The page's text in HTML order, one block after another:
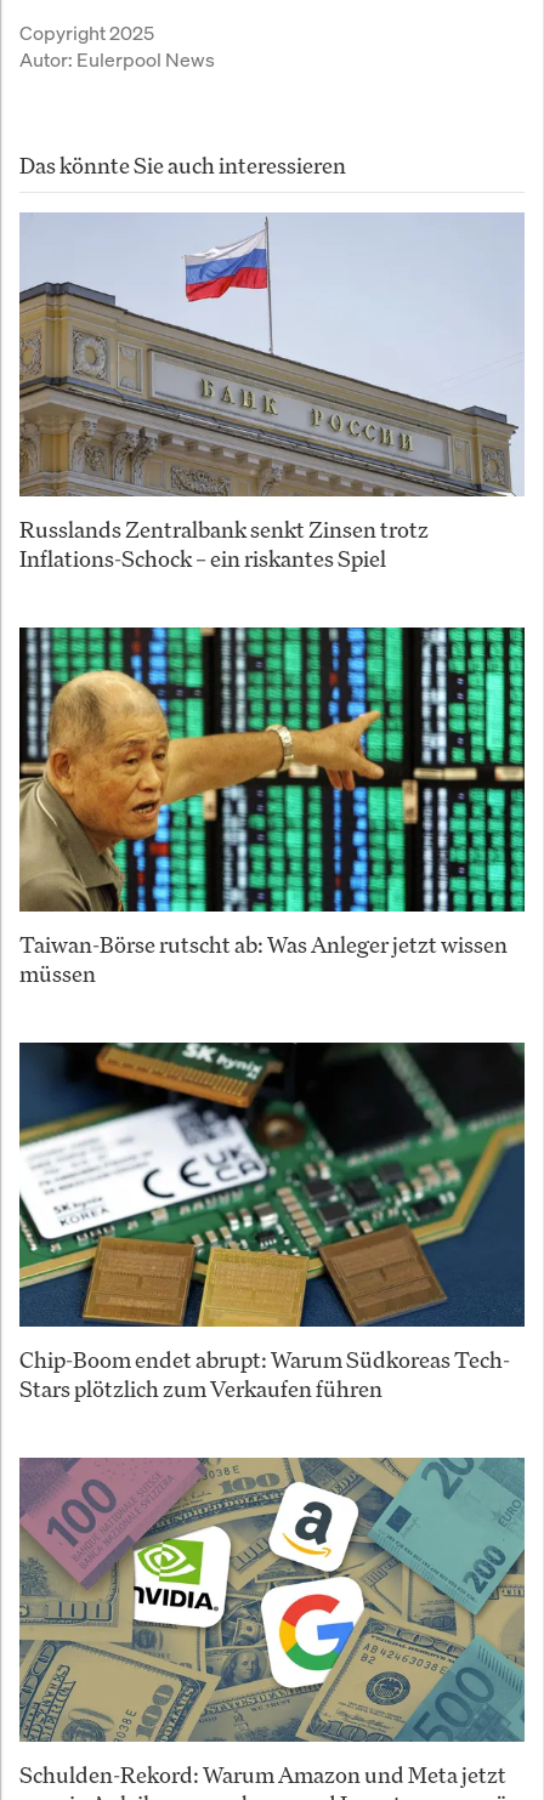
Copyright 2025
Autor: Eulerpool News
Das könnte Sie auch interessieren
Russlands Zentralbank senkt Zinsen trotz
Inflations-Schock – ein riskantes Spiel
Taiwan-Börse rutscht ab: Was Anleger jetzt wissen
müssen
Chip-Boom endet abrupt: Warum Südkoreas Tech-
Stars plötzlich zum Verkaufen führen
Schulden-Rekord: Warum Amazon und Meta jetzt